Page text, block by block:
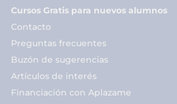
Cursos Gratis para nuevos alumnos
Contacto
Preguntas frecuentes
Buzón de sugerencias
Artículos de interés
Financiación con Aplazame